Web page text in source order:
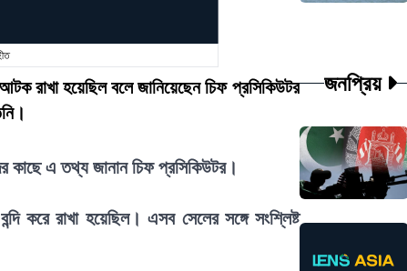
রাখা হয়েছিল বলে জানিয়েছেন চিফ প্রসিকিউটর
কাছে এ তথ্য জানান চিফ প্রসিকিউটর।
করে রাখা হয়েছিল। এসব সেলের সঙ্গে সংশ্লিষ্ট
জনপ্রিয়